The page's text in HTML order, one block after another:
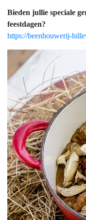
Bieden jullie speciale
feestdagen?
https://beenhouwerij-